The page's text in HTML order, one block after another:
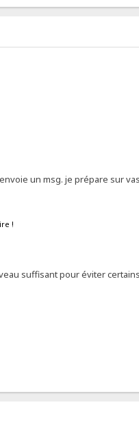
un msg. je prépare sur
!
suffisant pour éviter